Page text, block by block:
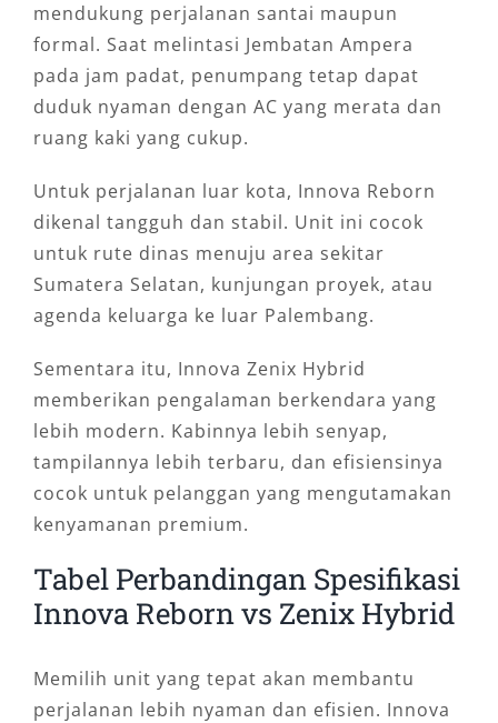
mendukung perjalanan santai maupun
formal. Saat melintasi Jembatan Ampera
pada jam padat, penumpang tetap dapat
duduk nyaman dengan AC yang merata dan
ruang kaki yang cukup.
Untuk perjalanan luar kota, Innova Reborn
dikenal tangguh dan stabil. Unit ini cocok
untuk rute dinas menuju area sekitar
Sumatera Selatan, kunjungan proyek, atau
agenda keluarga ke luar Palembang.
Sementara itu, Innova Zenix Hybrid
memberikan pengalaman berkendara yang
lebih modern. Kabinnya lebih senyap,
tampilannya lebih terbaru, dan efisiensinya
cocok untuk pelanggan yang mengutamakan
kenyamanan premium.
Tabel Perbandingan Spesifikasi
Innova Reborn vs Zenix Hybrid
Memilih unit yang tepat akan membantu
perjalanan lebih nyaman dan efisien. Innova